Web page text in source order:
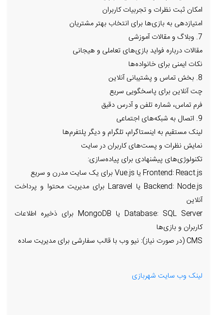
امکان ثبت نظرات و تجربیات کاربران
امتیازدهی به بازی‌ها برای انتخاب بهتر مشتریان
7. وبلاگ و مقالات آموزشی
مقالات درباره فواید بازی‌های تعاملی و هیجانی
نکات ایمنی برای خانواده‌ها
8. بخش تماس و پشتیبانی آنلاین
چت آنلاین برای پاسخگویی سریع
فرم تماس، شماره تلفن و آدرس دقیق
9. اتصال به شبکه‌های اجتماعی
لینک مستقیم به اینستاگرام، تلگرام و دیگر پلتفرم‌ها
نمایش نظرات و پست‌های کاربران در سایت
تکنولوژی‌های پیشنهادی برای پیاده‌سازی:
Frontend: React.js یا Vue.js برای یک سایت مدرن و سریع
Backend: Node.js یا Laravel برای مدیریت محتوا و پرداخت
آنلاین
Database: SQL Server یا MongoDB برای ذخیره اطلاعات
کاربران و بازی‌ها
CMS (در صورت نیاز): نیو وب با قالب سفارشی برای مدیریت ساده
لینک وب سایت شهربازی